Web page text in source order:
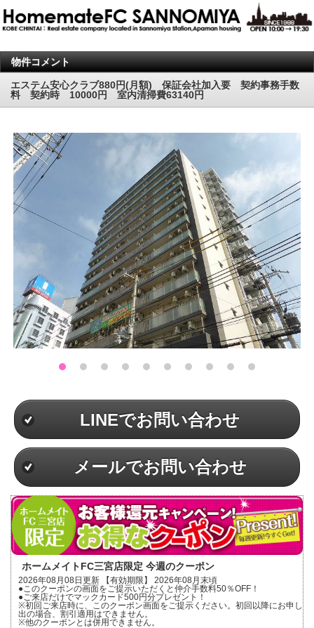
物件コメント
エステム安心クラブ880円(月額) 保証会社加入要 契約事務手数
料 契約時 10000円 室内清掃費63140円
LINEでお問い合わせ
メールでお問い合わせ
ホームメイトFC三宮店限定 今週のクーポン
2026年08月08日更新 【有効期限】 2026年08月末頃
●このクーポンの画面をご提示いただくと仲介手数料50％OFF！
●ご来店だけでマックカード500円分プレゼント！
※初回ご来店時に、このクーポン画面をご提示ください。初回以降にお申し
出の場合、割引適用はできません。
※他のクーポンとは併用できません。